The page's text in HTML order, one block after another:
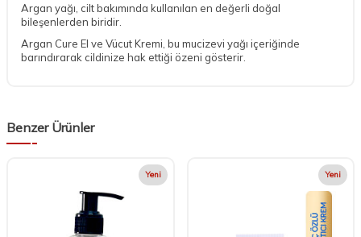
Argan yağı, cilt bakımında kullanılan en değerli doğal
bileşenlerden biridir.
Argan Cure El ve Vücut Kremi, bu mucizevi yağı içeriğinde
barındırarak cildinize hak ettiği özeni gösterir.
Benzer Ürünler
Yeni Yeni